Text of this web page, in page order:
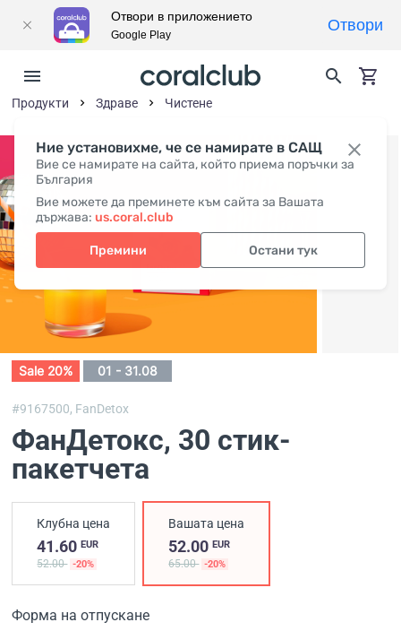
Ние установихме, че се намирате в САЩ
Вие се намирате на сайта, който приема поръчки за
България
Вие можете да преминете към сайта за Вашата
държава: us.coral.club
Премини Остани тук
Продукти Здраве Чистене
Sale 20% 01 - 31.08
#9167500, FanDetox
ФанДетокс, 30 стик-
пакетчета
Клубна цена
41.60 EUR
52.00 -20%
Вашата цена
52.00EUR
65.00 -20%
Форма на отпускане
Отвори в приложението
Google Play
Отвори